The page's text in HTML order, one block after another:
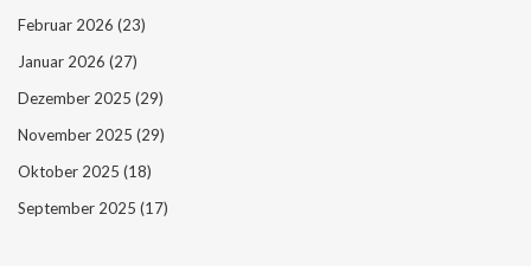
Februar 2026 (23)
Januar 2026 (27)
Dezember 2025 (29)
November 2025 (29)
Oktober 2025 (18)
September 2025 (17)